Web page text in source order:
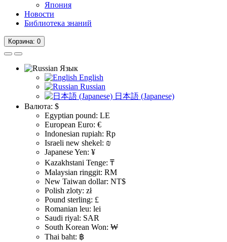
Япония
Новости
Библиотека знаний
Корзина: 0
Язык
English
Russian
日本語 (Japanese)
Валюта: $
Egyptian pound: LE
European Euro: €
Indonesian rupiah: Rp
Israeli new shekel: ₪
Japanese Yen: ¥
Kazakhstani Tenge: ₸
Malaysian ringgit: RM
New Taiwan dollar: NT$
Polish zloty: zł
Pound sterling: £
Romanian leu: lei
Saudi riyal: SAR
South Korean Won: ₩
Thai baht: ฿